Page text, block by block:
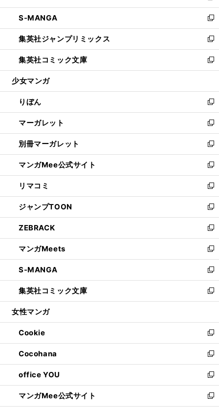
開
く
ウ
で
開
く
ン
ド
ウ
で
開
く
ウ
ィ
ン
ド
ウ
で
開
し
い
ウ
ィ
ン
ド
ウ
開
く
S-MANGA
新
し
い
ウ
ィ
ン
ウ
で
開
く
集英社ジャンプリミックス
新
し
い
ウ
ン
ド
ウ
で
開
く
集英社コミック文庫
新
し
ウ
ィ
ン
ド
ウ
で
開
く
少女マンガ
りぼん
新
し
い
ウ
ィ
ン
ド
ウ
で
開
く
マーガレット
新
し
い
ウ
ィ
ン
ド
ウ
で
開
く
別冊マーガレット
新
し
い
ウ
ィ
ン
ド
ウ
で
開
く
マンガMee公式サイト
新
し
い
ウ
ィ
ン
ド
ウ
で
開
く
リマコミ
新
し
い
ウ
ィ
ン
ド
ウ
で
開
く
ジャンプTOON
新
し
い
ウ
ィ
ン
ド
ウ
で
開
ZEBRACK
新
し
い
ウ
ィ
ン
ド
ウ
開
く
マンガMeets
新
し
い
ウ
ィ
ン
ウ
で
開
く
S-MANGA
新
し
い
ウ
ン
ド
ウ
で
開
く
集英社コミック文庫
新
し
ウ
ィ
ン
ド
ウ
で
開
く
女性マンガ
Cookie
新
し
い
ウ
ィ
ン
ド
ウ
Cocohana
新
し
い
ウ
ィ
ン
office YOU
新
し
い
ウ
マンガMee公式サイト
新
し